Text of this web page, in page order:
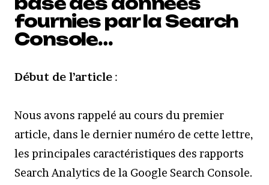
fournies par la Search
Console…
Début de l’article :
Nous avons rappelé au cours du premier
article, dans le dernier numéro de cette lettre,
les principales caractéristiques des rapports
Search Analytics de la Google Search Console.